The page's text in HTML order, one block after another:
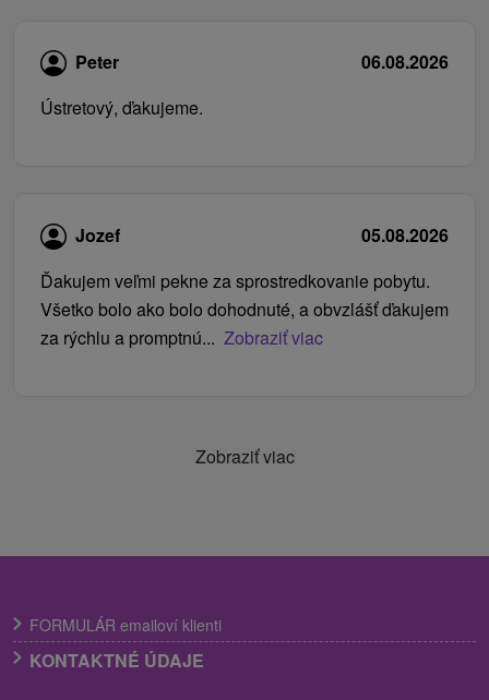
Peter
06.08.2026
Ústretový, ďakujeme.
Jozef
05.08.2026
Ďakujem veľmi pekne za sprostredkovanie pobytu.
Všetko bolo ako bolo dohodnuté, a obvzlášť ďakujem
za rýchlu a promptnú... Zobraziť viac
Zobraziť viac
FORMULÁR emailoví klienti
KONTAKTNÉ ÚDAJE